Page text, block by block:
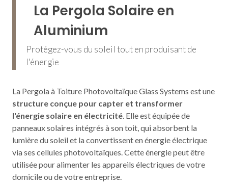
La Pergola Solaire en
Aluminium
Protégez-vous du soleil tout en produisant de
l'énergie
La Pergola à Toiture Photovoltaïque Glass Systems est une
structure conçue pour capter et transformer
l'énergie solaire en électricité . Elle est équipée de
panneaux solaires intégrés à son toit, qui absorbent la
lumière du soleil et la convertissent en énergie électrique
via ses cellules photovoltaïques. Cette énergie peut être
utilisée pour alimenter les appareils électriques de votre
domicile ou de votre entreprise.